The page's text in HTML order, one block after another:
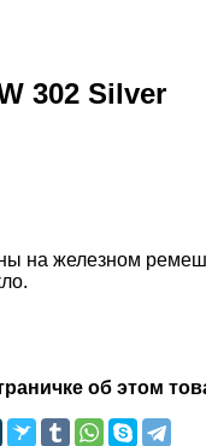
302 Silver
на железном
об этом